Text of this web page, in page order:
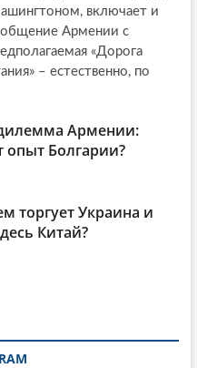
включает и
Армении с
«Дорога
– естественно, по
Армении:
опыт Болгарии?
торгует Украина и
Китай?